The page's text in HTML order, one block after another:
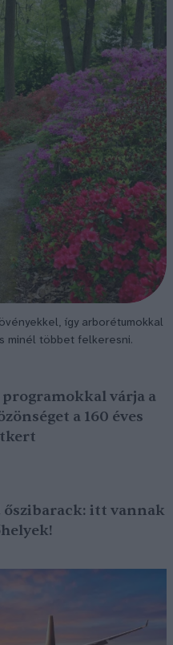
így arborétumokkal
minél többet felkeresni.
várja a
a 160 éves
őszibarack: itt vannak